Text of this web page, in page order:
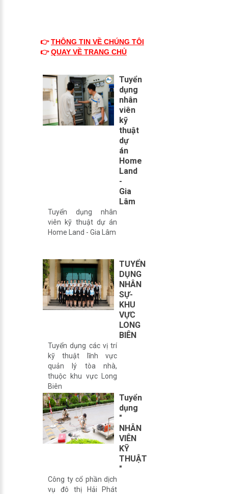
👉THÔNG TIN VỀ CHÚNG TÔI
👉QUAY VỀ TRANG CHỦ
Tuyển
dụng
nhân
viên
kỹ
thuật
dự
án
Home
Land
-
Gia
Lâm
Tuyển dụng nhân
viên kỹ thuật dự án
Home Land - Gia Lâm
TUYỂN
DỤNG
NHÂN
SỰ-
KHU
VỰC
LONG
BIÊN
Tuyển dụng các vị trí
kỹ thuật lĩnh vực
quản lý tòa nhà,
thuộc khu vực Long
Biên
Tuyển
dụng
"
NHÂN
VIÊN
KỸ
THUẬT
"
Công ty cổ phần dịch
vụ đô thị Hải Phát